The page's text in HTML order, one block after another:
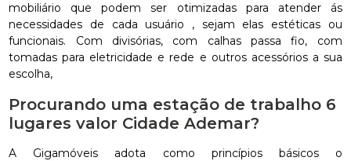
mobiliário que podem ser otimizadas para atender ás
necessidades de cada usuário , sejam elas estéticas ou
funcionais. Com divisórias, com calhas passa fio, com
tomadas para eletricidade e rede e outros acessórios a sua
escolha,
Procurando uma estação de trabalho 6
lugares valor Cidade Ademar?
A Gigamóveis adota como princípios básicos o